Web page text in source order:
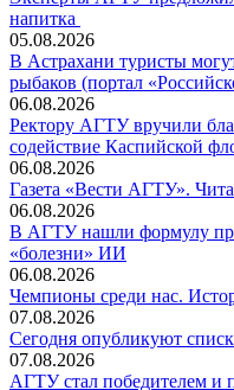
напитка
05.08.2026
В Астрахани туристы
рыбаков (портал
06.08.2026
Ректору АГТУ вручили
содействие Каспийской
06.08.2026
Газета «Вести АГТУ».
06.08.2026
В АГТУ нашли формулу
«болезни» ИИ
06.08.2026
Чемпионы среди нас.
07.08.2026
Сегодня опубликуют
07.08.2026
АГТУ стал победителем и